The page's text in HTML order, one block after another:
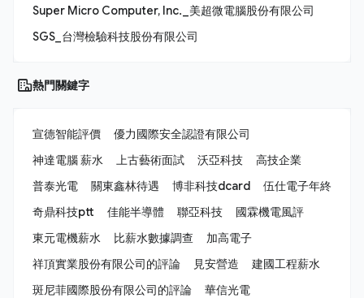
Super Micro Computer, Inc._美超微電腦股份有限公司
SGS_台灣檢驗科技股份有限公司
熱門關鍵字
宣德智能評價
優力國際安全認證有限公司
神達電腦 薪水
上古藝術面試 沃亞科技
高技企業
普泰光電
關東鑫林待遇 博非科技dcard
伍仕電子年終
奇鼎科技ptt
佳能半導體 聯亞科技
國霖機電風評
東元電機薪水
比薪水數據調查
加高電子
祥頂實業股份有限公司的評論
見安營造
建國工程薪水
斑尼菲國際股份有限公司的評論
華信光電